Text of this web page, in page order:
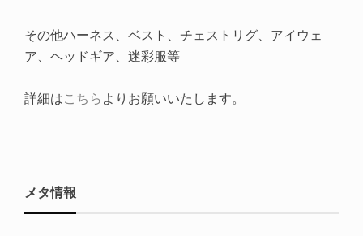
その他ハーネス、ベスト、チェストリグ、アイウェ
ア、ヘッドギア、迷彩服等
詳細はこちら よりお願いいたします。
メタ情報